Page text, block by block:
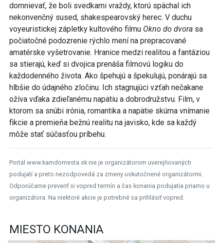
domnievať, že boli svedkami vraždy, ktorú spáchal ich
nekonvenčný sused, shakespearovský herec. V duchu
voyeuristickej zápletky kultového filmu Okno do dvora sa
počiatočné podozrenie rýchlo mení na prepracované
amatérske vyšetrovanie. Hranice medzi realitou a fantáziou
sa stierajú, keď si dvojica prenáša filmovú logiku do
každodenného života. Ako špehujú a špekulujú, ponárajú sa
hlbšie do údajného zločinu. Ich stagnujúci vzťah nečakane
ožíva vďaka zdieľanému napätiu a dobrodružstvu. Film, v
ktorom sa snúbi irónia, romantika a napätie skúma vnímanie
fikcie a premieňa bežnú realitu na javisko, kde sa každý
môže stať súčasťou príbehu.
Portál www.kamdomesta.sk nie je organizátorom uverejňovaných
podujatí a preto nezodpovedá za zmeny uskutočnené organizátormi.
Odporúčame preveriť si vopred termín a čas konania podujatia priamo u
organizátora. Na niektoré akcie je potrebné sa prihlásiť vopred.
MIESTO KONANIA